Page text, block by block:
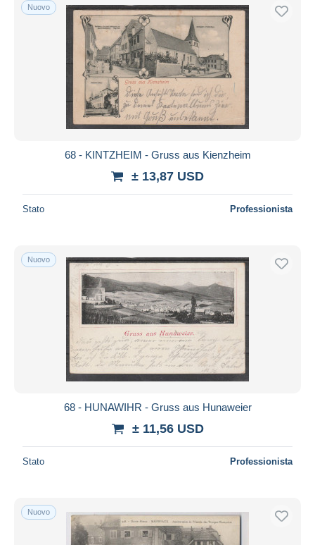
Nuovo
68 - KINTZHEIM - Gruss aus Kienzheim
± 13,87 USD
Stato Professionista
Nuovo
68 - HUNAWIHR - Gruss aus Hunaweier
± 11,56 USD
Stato Professionista
Nuovo